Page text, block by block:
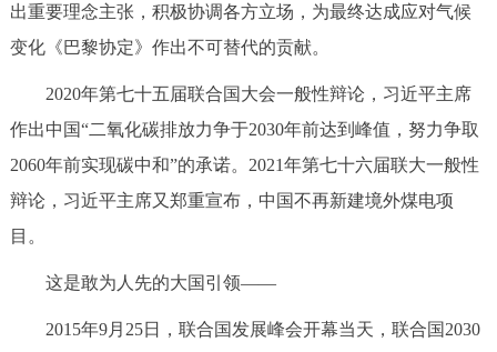
出重要理念主张，积极协调各方立场，为最终达成应对气候
变化《巴黎协定》作出不可替代的贡献。
2020年第七十五届联合国大会一般性辩论，习近平主席
作出中国“二氧化碳排放力争于2030年前达到峰值，努力争取
2060年前实现碳中和”的承诺。2021年第七十六届联大一般性
辩论，习近平主席又郑重宣布，中国不再新建境外煤电项
目。
这是敢为人先的大国引领——
2015年9月25日，联合国发展峰会开幕当天，联合国2030